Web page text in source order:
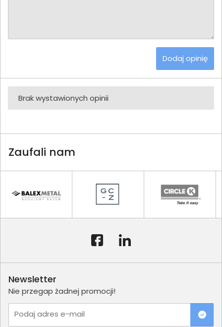
Dodaj opinię
Brak wystawionych opinii
Zaufali nam
Newsletter
Nie przegap żadnej promocji!
Podaj adres e-mail